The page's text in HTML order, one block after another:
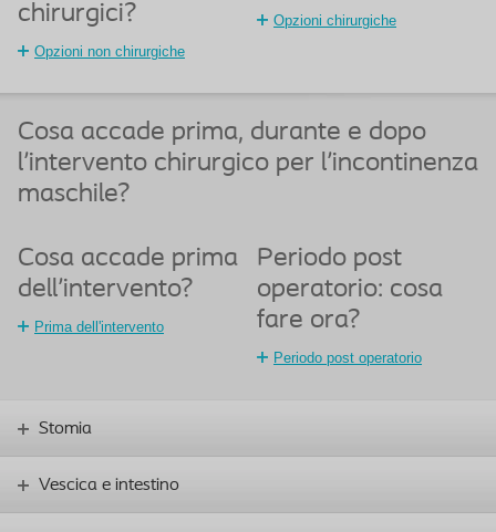
chirurgici?
Opzioni non chirurgiche
Opzioni chirurgiche
Cosa accade prima, durante e dopo
l'intervento chirurgico per l'incontinenza
maschile?
Cosa accade prima
dell'intervento?
Prima dell'intervento
Periodo post
operatorio: cosa
fare ora?
Periodo post operatorio
Stomia
Vescica e intestino